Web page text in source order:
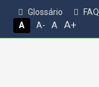
Glossário FAQ
A
A- A A+